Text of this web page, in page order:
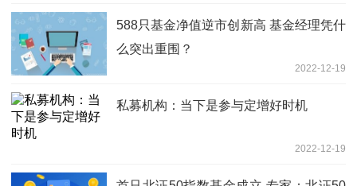
588只基金净值逆市创新高 基金经理凭什
么突出重围？
2022-12-19
私募机构：当下是参与定增好时机
2022-12-19